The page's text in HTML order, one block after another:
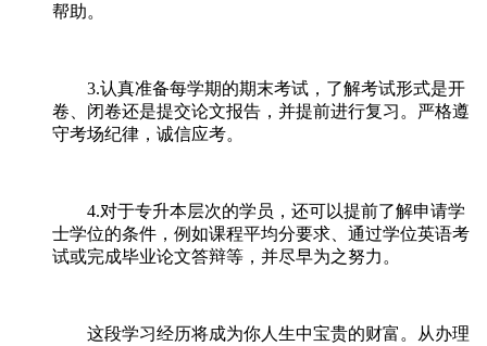
帮助。
3.认真准备每学期的期末考试，了解考试形式是开
卷、闭卷还是提交论文报告，并提前进行复习。严格遵
守考场纪律，诚信应考。
4.对于专升本层次的学员，还可以提前了解申请学
士学位的条件，例如课程平均分要求、通过学位英语考
试或完成毕业论文答辩等，并尽早为之努力。
这段学习经历将成为你人生中宝贵的财富。从办理